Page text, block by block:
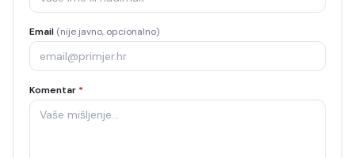
Email (nije javno, opcionalno)
Komentar *